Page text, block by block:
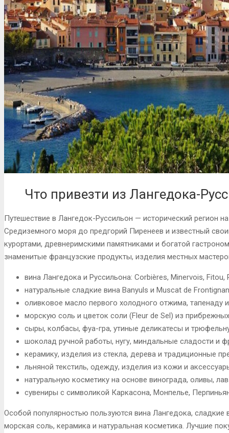
Что привезти из Лангедока-
Путешествие в Лангедок-Руссильон — исторический регион
Средиземного моря до предгорий Пиренеев и известный
курортами, древнеримскими памятниками и богатой
знаменитые французские продукты, изделия местных
вина Лангедока и Руссильона: Corbières, Minervois,
натуральные сладкие вина Banyuls и Muscat de
оливковое масло первого холодного отжима, тапенаду
морскую соль и цветок соли (Fleur de Sel) из
сыры, колбасы, фуа-гра, утиные деликатесы и
шоколад ручной работы, нугу, миндальные сладости и
керамику, изделия из стекла, дерева и традиционные
льняной текстиль, одежду, изделия из кожи и
натуральную косметику на основе винограда, оливы,
сувениры с символикой Каркасона, Монпелье,
Особой популярностью пользуются вина Лангедока,
морская соль, керамика и натуральная косметика. Лучшие